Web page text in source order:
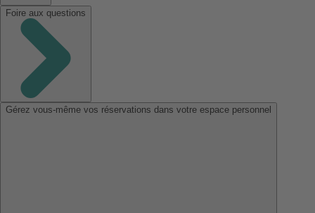
Foire aux questions
Gérez vous-même vos réservations dans votre espace personnel